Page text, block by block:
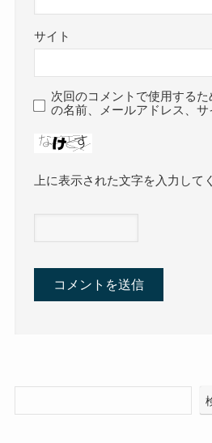
サイト
次回のコメントで使用する
の名前、メールアドレス、サ
上に表示された文字を入力して